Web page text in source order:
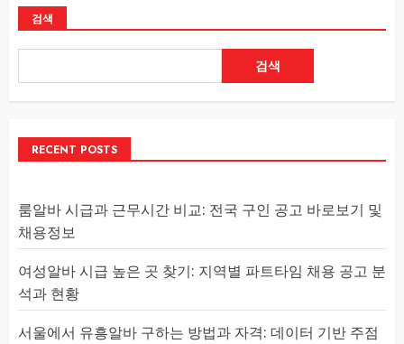
검색
검색
RECENT POSTS
룸알바 시급과 근무시간 비교: 전국 구인 공고 바로보기 및
채용정보
여성알바 시급 높은 곳 찾기: 지역별 파트타임 채용 공고 분
석과 현황
서울에서 유흥알바 구하는 방법과 자격: 데이터 기반 주점